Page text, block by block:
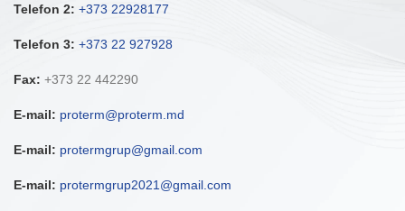
Telefon 2: +373 22928177
Telefon 3: +373 22 927928
Fax: +373 22 442290
E-mail: proterm@proterm.md
E-mail: protermgrup@gmail.com
E-mail: protermgrup2021@gmail.com